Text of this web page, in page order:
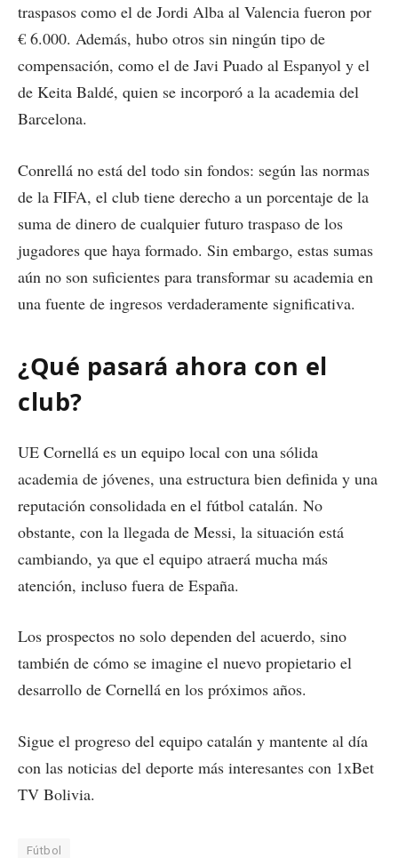
traspasos como el de Jordi Alba al Valencia fueron por
€ 6.000. Además, hubo otros sin ningún tipo de
compensación, como el de Javi Puado al Espanyol y el
de Keita Baldé, quien se incorporó a la academia del
Barcelona.
Conrellá no está del todo sin fondos: según las normas
de la FIFA, el club tiene derecho a un porcentaje de la
suma de dinero de cualquier futuro traspaso de los
jugadores que haya formado. Sin embargo, estas sumas
aún no son suficientes para transformar su academia en
una fuente de ingresos verdaderamente significativa.
¿Qué pasará ahora con el
club?
UE Cornellá es un equipo local con una sólida
academia de jóvenes, una estructura bien definida y una
reputación consolidada en el fútbol catalán. No
obstante, con la llegada de Messi, la situación está
cambiando, ya que el equipo atraerá mucha más
atención, incluso fuera de España.
Los prospectos no solo dependen del acuerdo, sino
también de cómo se imagine el nuevo propietario el
desarrollo de Cornellá en los próximos años.
Sigue el progreso del equipo catalán y mantente al día
con las noticias del deporte más interesantes con 1xBet
TV Bolivia.
Fútbol